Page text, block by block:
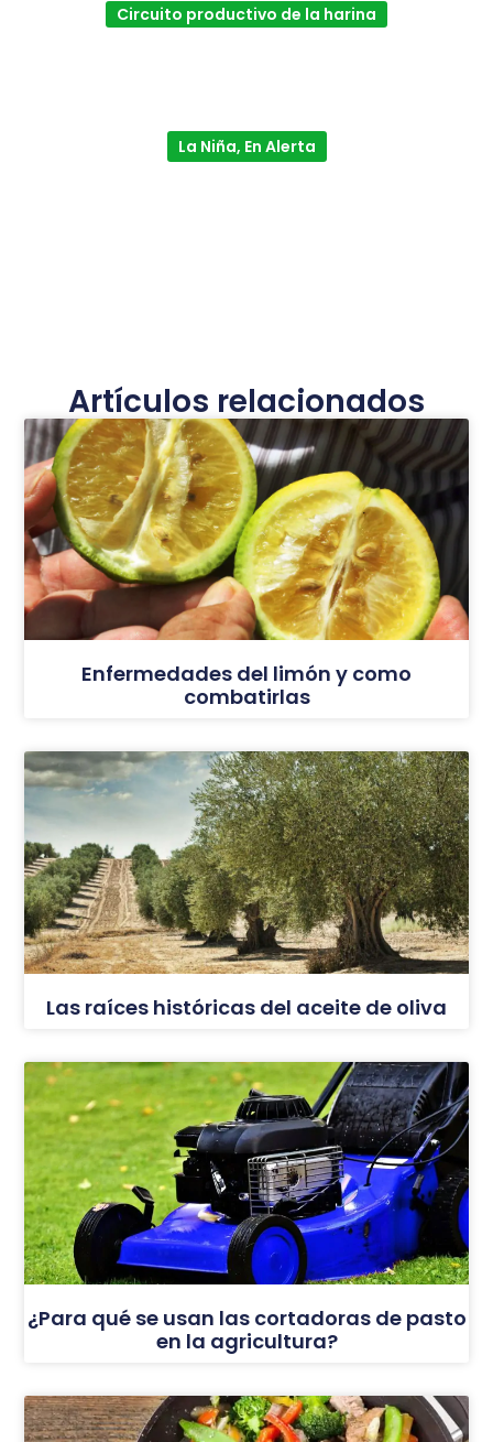
Circuito productivo de la harina
La Niña, En Alerta
Artículos relacionados
Enfermedades del limón y como
combatirlas
Las raíces históricas del aceite de oliva
¿Para qué se usan las cortadoras de pasto
en la agricultura?